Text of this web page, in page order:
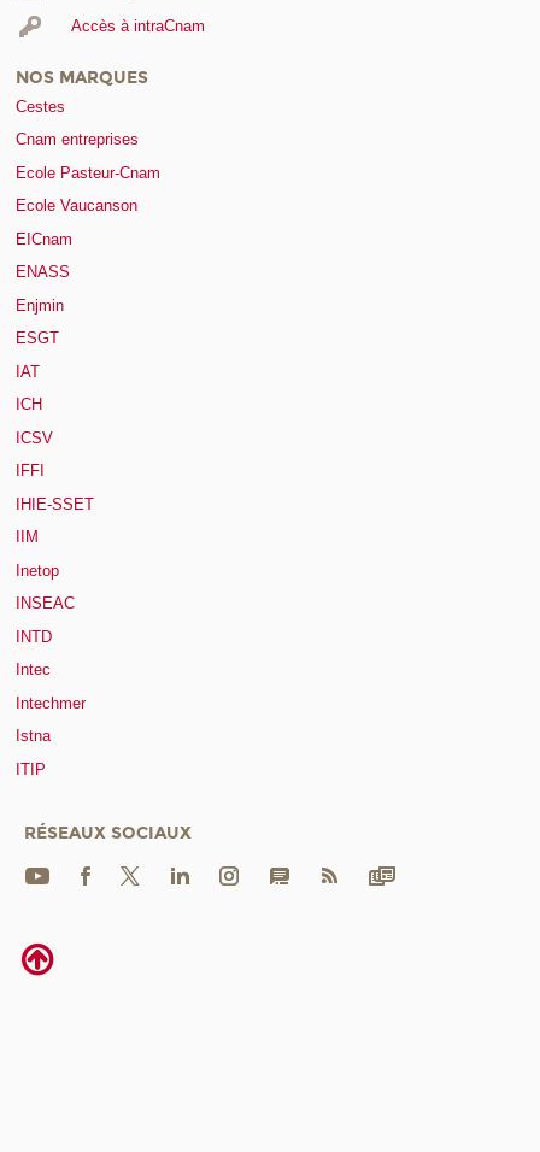
Accès à intraCnam
NOS MARQUES
Cestes
Cnam entreprises
Ecole Pasteur-Cnam
Ecole Vaucanson
EICnam
ENASS
Enjmin
ESGT
IAT
ICH
ICSV
IFFI
IHIE-SSET
IIM
Inetop
INSEAC
INTD
Intec
Intechmer
Istna
ITIP
RÉSEAUX SOCIAUX